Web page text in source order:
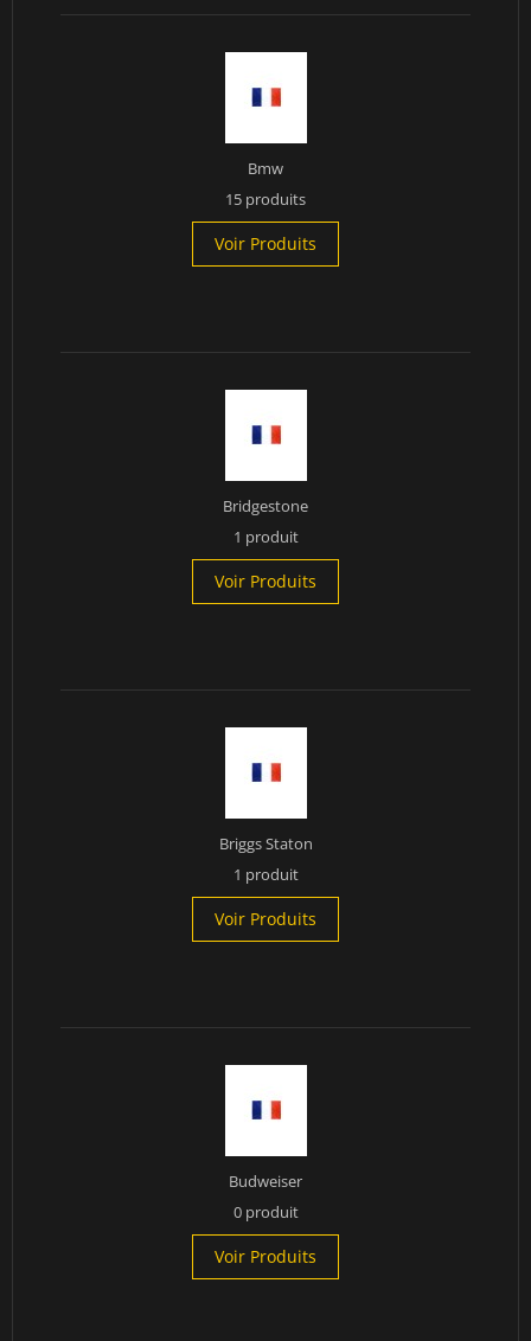
Bmw
15 produits
Voir Produits
Bridgestone
1 produit
Voir Produits
Briggs Staton
1 produit
Voir Produits
Budweiser
0 produit
Voir Produits